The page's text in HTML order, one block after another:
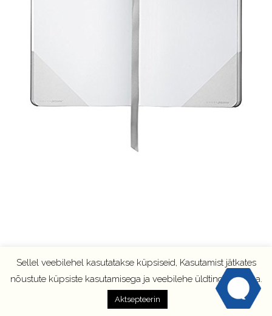
Sellel veebilehel kasutatakse küpsiseid, Kasutamist jätkates
nõustute küpsiste kasutamisega ja veebilehe üldtingimustega.
Aktsepteerin